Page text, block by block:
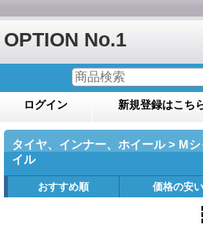
OPTION No.1
ログイン 新規登録はこち
タイヤ、インナー、ホイール > M
イル
おすすめ順 価格の安